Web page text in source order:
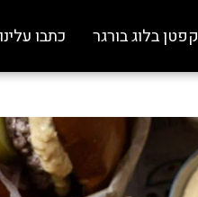
קפטן בלוג בורגר כתבו עלינו